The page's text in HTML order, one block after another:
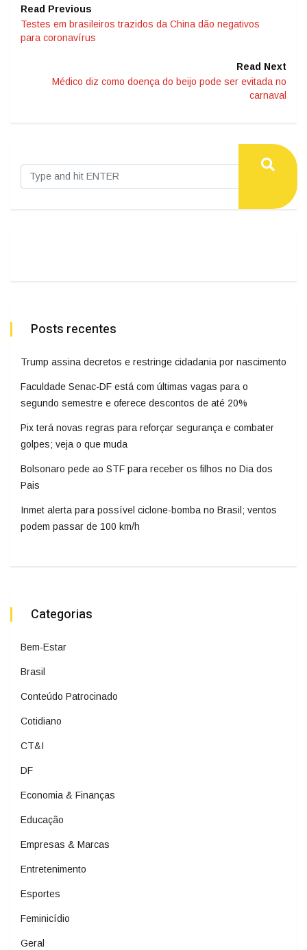
Read Previous
Testes em brasileiros trazidos da China dão negativos
para coronavírus
Read Next
Médico diz como doença do beijo pode ser evitada no
carnaval
Posts recentes
Trump assina decretos e restringe cidadania por nascimento
Faculdade Senac-DF está com últimas vagas para o
segundo semestre e oferece descontos de até 20%
Pix terá novas regras para reforçar segurança e combater
golpes; veja o que muda
Bolsonaro pede ao STF para receber os filhos no Dia dos
Pais
Inmet alerta para possível ciclone-bomba no Brasil; ventos
podem passar de 100 km/h
Categorias
Bem-Estar
Brasil
Conteúdo Patrocinado
Cotidiano
CT&I
DF
Economia & Finanças
Educação
Empresas & Marcas
Entretenimento
Esportes
Feminicídio
Geral